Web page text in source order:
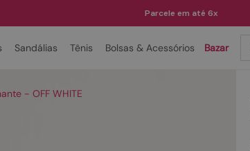
Parcele em até 6x
Sandálias Tênis Bolsas & Acessórios Bazar
- OFF WHITE